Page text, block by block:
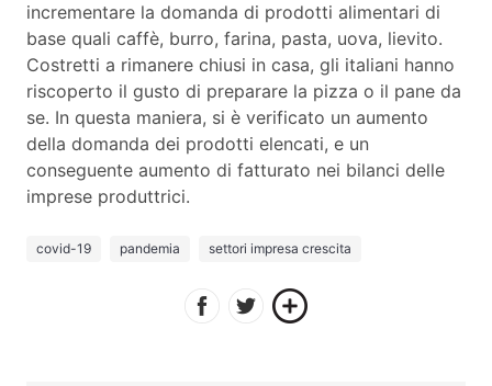
incrementare la domanda di prodotti alimentari di
base quali caffè, burro, farina, pasta, uova, lievito.
Costretti a rimanere chiusi in casa, gli italiani hanno
riscoperto il gusto di preparare la pizza o il pane da
se. In questa maniera, si è verificato un aumento
della domanda dei prodotti elencati, e un
conseguente aumento di fatturato nei bilanci delle
imprese produttrici.
covid-19 pandemia settori impresa crescita